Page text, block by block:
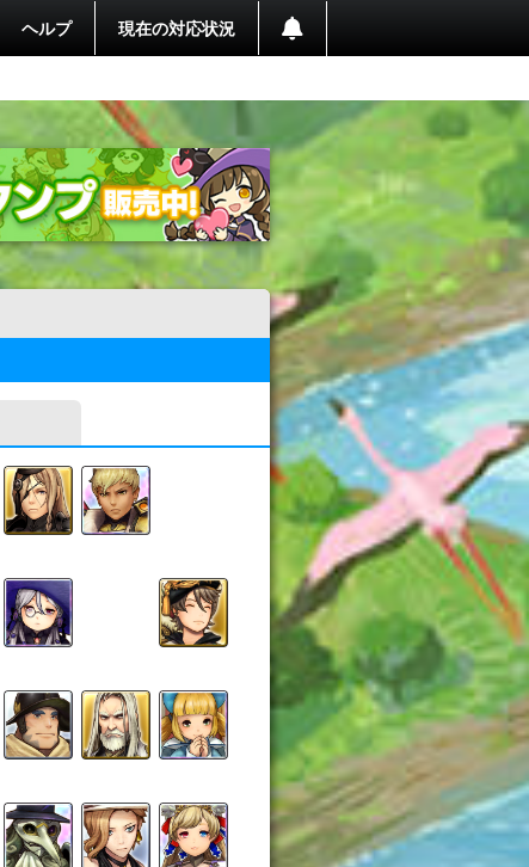
ヘルプ 現在の対応状況